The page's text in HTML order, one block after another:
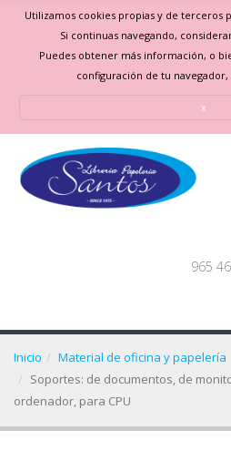
Utilizamos cookies propias y de terceros
Si continuas navegando,
Puedes obtener más información, o
configuración de tu navegador,
x
965
Inicio
Material de oficina y papelería
Soportes: de documentos, de
ordenador, para CPU